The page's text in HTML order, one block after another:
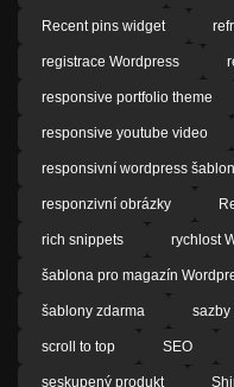
Recent pins widget
registrace Wordpress
responsive portfolio theme
responsive youtube video
responsivní wordpress
responzivní obrázky
rich snippets rychlost
šablona pro magazín
šablony zdarma sazby
scroll to top SEO
seskupený produkt